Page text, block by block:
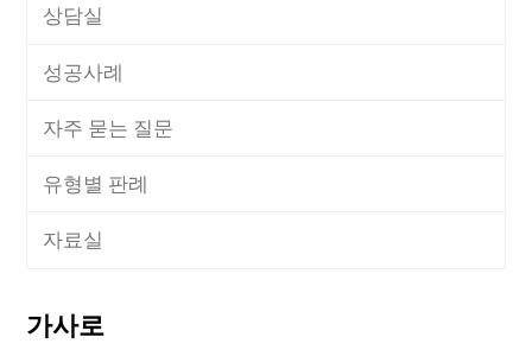
상담실
성공사례
자주 묻는 질문
유형별 판례
자료실
가사로